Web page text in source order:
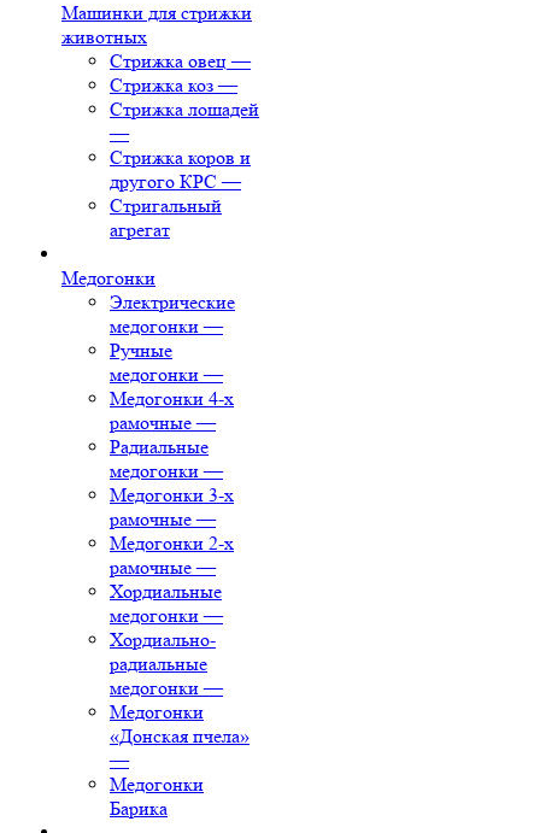
Машинки для стрижки
животных
Стрижка овец —
Стрижка коз —
Стрижка лошадей
—
Стрижка коров и
другого КРС —
Стригальный
агрегат
Медогонки
Электрические
медогонки —
Ручные
медогонки —
Медогонки 4-х
рамочные —
Радиальные
медогонки —
Медогонки 3-х
рамочные —
Медогонки 2-х
рамочные —
Хордиальные
медогонки —
Хордиально-
радиальные
медогонки —
Медогонки
«Донская пчела»
—
Медогонки
Барика